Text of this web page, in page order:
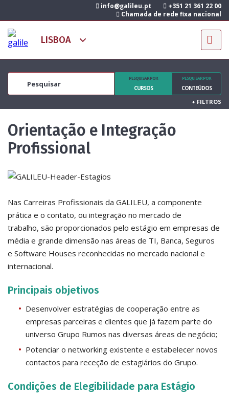
info@galileu.pt
+351 21 361 22 00
Chamada de rede fixa nacional
PESQUISAR POR
CURSOS
PESQUISAR POR
CONTEÚDOS
+ FILTROS
Orientação e Integração
Profissional
Nas Carreiras Profissionais da GALILEU, a componente
prática e o contato, ou integração no mercado de
trabalho, são proporcionados pelo estágio em empresas de
média e grande dimensão nas áreas de TI, Banca, Seguros
e Software Houses reconhecidas no mercado nacional e
internacional.
Principais objetivos
Desenvolver estratégias de cooperação entre as
empresas parceiras e clientes que já fazem parte do
universo Grupo Rumos nas diversas áreas de negócio;
Potenciar o networking existente e estabelecer novos
contactos para receção de estagiários do Grupo.
Condições de Elegibilidade para Estágio